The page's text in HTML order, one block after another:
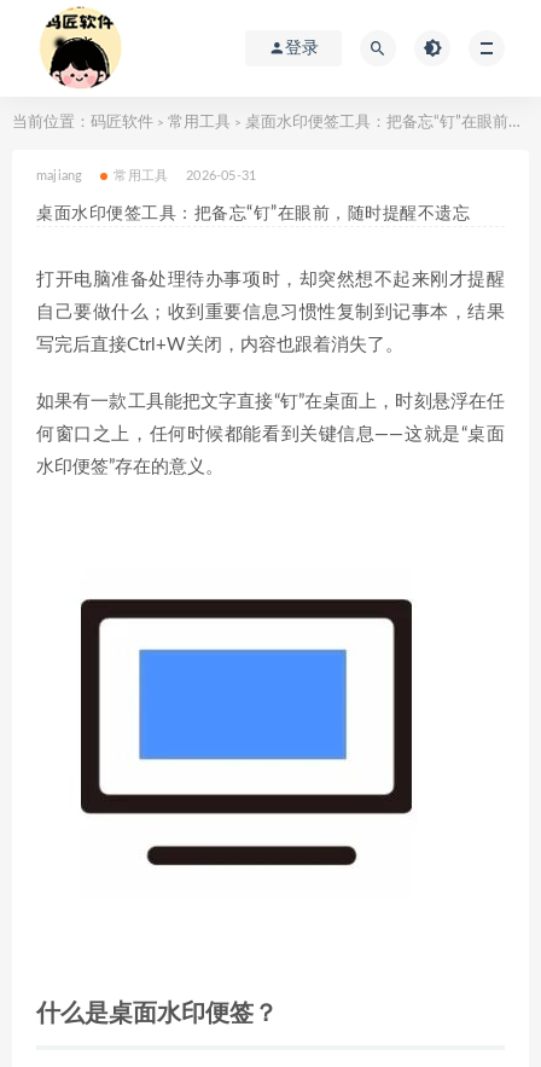
登录
当前位置： 码匠软件 > 常用工具 > 桌面水印便签工具：把备忘“钉”在眼前，随时提醒不遗忘
majiang 常用工具 2026-05-31
桌面水印便签工具：把备忘“钉”在眼前，随时提醒不遗忘
打开电脑准备处理待办事项时，却突然想不起来刚才提醒
自己要做什么；收到重要信息习惯性复制到记事本，结果
写完后直接Ctrl+W关闭，内容也跟着消失了。
如果有一款工具能把文字直接“钉”在桌面上，时刻悬浮在任
何窗口之上，任何时候都能看到关键信息——这就是“桌面
水印便签”存在的意义。
什么是桌面水印便签？